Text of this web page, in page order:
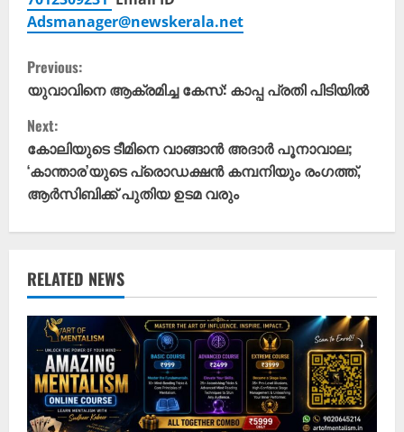
Adsmanager@newskerala.net
C
o
n
t
i
u
e
R
e
Previous:
യുവാവിനെ ആക്രമിച്ച കേസ്: കാപ്പ പ്രതി പിടിയിൽ
Next:
കോലിയുടെ ടീമിനെ വാങ്ങാൻ അദാർ പൂനാവാല;
‘കാന്താര’യുടെ പ്രൊഡക്ഷൻ കമ്പനിയും രംഗത്ത്,
ആർസിബിക്ക് പുതിയ ഉടമ വരും
RELATED NEWS